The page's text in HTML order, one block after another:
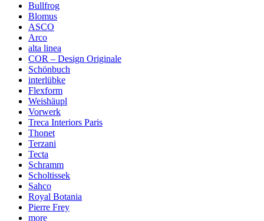
Bullfrog
Blomus
ASCO
Arco
alta linea
COR – Design Originale
Schönbuch
interlübke
Flexform
Weishäupl
Vorwerk
Treca Interiors Paris
Thonet
Terzani
Tecta
Schramm
Scholtissek
Sahco
Royal Botania
Pierre Frey
more